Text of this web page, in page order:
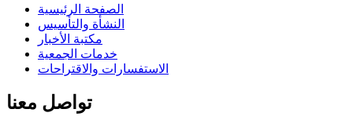
الصفحة الرئيسية
النشأة والتأسيس
مكتبة الأخبار
خدمات الجمعية
الاستفسارات والاقتراحات
تواصل معنا